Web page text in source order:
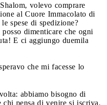
volevo comprare
al Cuore Immacolato di
spese di spedizione?
dimenticare che ogni
E ci aggiungo duemila
che mi facesse lo
abbiamo bisogno di
chi pensa di venire si iscriva.